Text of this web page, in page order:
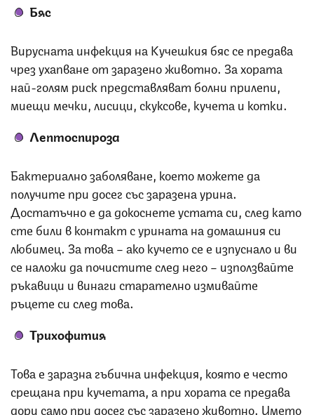
Бяс
Вирусната инфекция на Кучешкия бяс се предава
чрез ухапване от заразено животно. За хората
най-голям риск представляват болни прилепи,
миещи мечки, лисици, скуксове, кучета и котки.
Лептоспироза
Бактериално заболяване, което можете да
получите при досег със заразена урина.
Достатъчно е да докоснете устата си, след като
сте били в контакт с урината на домашния си
любимец. За това – ако кучето се е изпуснало и ви
се наложи да почистите след него – използвайте
ръкавици и винаги старателно измивайте
ръцете си след това.
Трихофития
Това е заразна гъбична инфекция, която е често
срещана при кучетата, а при хората се предава
дори само при досег със заразено животно. Името